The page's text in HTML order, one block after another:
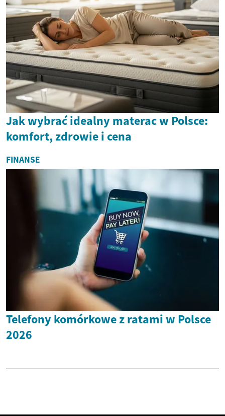
Jak wybrać idealny materac w Polsce:
komfort, zdrowie i cena
FINANSE
Telefony komórkowe z ratami w Polsce
2026